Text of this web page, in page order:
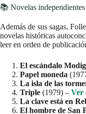
📚 Novelas
Además de sus sagas,
novelas históricas
leer en orden de
El escándalo
Papel moneda
La isla de las
Triple (1979) – Ver
La clave está en
El hombre de San